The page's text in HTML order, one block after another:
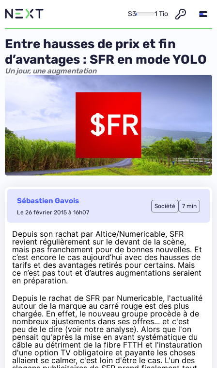
S3 1 Tio
Entre hausses de prix et fin
d’avantages : SFR en mode YOLO
Un jour, une augmentation
Sébastien Gavois
Le 26 février 2015 à 16h07
Société 7 min
Depuis son rachat par Altice/Numericable, SFR
revient régulièrement sur le devant de la scène,
mais pas franchement pour de bonnes nouvelles. Et
c’est encore le cas aujourd’hui avec des hausses de
tarifs et des avantages retirés pour certains. Mais
ce n’est pas tout et d’autres augmentations seraient
en préparation.
Depuis le rachat de SFR par Numericable, l'actualité
autour de la marque au carré rouge est des plus
chargée. En effet, le nouveau groupe procède à de
nombreux ajustements dans ses offres... et c'est
peu de le dire (voir notre analyse). Alors que l'on
pensait qu'après la mise en avant systématique du
câble au détriment de la fibre FTTH et l'instauration
d'une option TV obligatoire et payante les choses
allaient se calmer, c'est loin d'être le cas. L'un des